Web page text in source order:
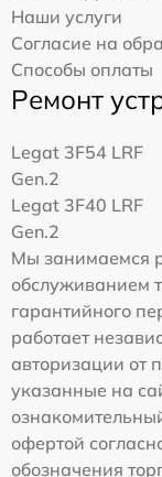
Наши услуги
Согласие на
Способы оплаты
Ремонт
Legat 3F54 LRF
Gen.2
Legat 3F40 LRF
Gen.2
Мы занимаемся
обслуживанием
гарантийного
работает
авторизации от
указанные на
офертой
обозначения